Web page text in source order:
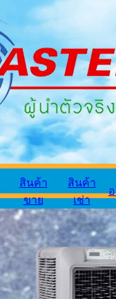
สินค้า
ขาย
สินค้า
เช่า